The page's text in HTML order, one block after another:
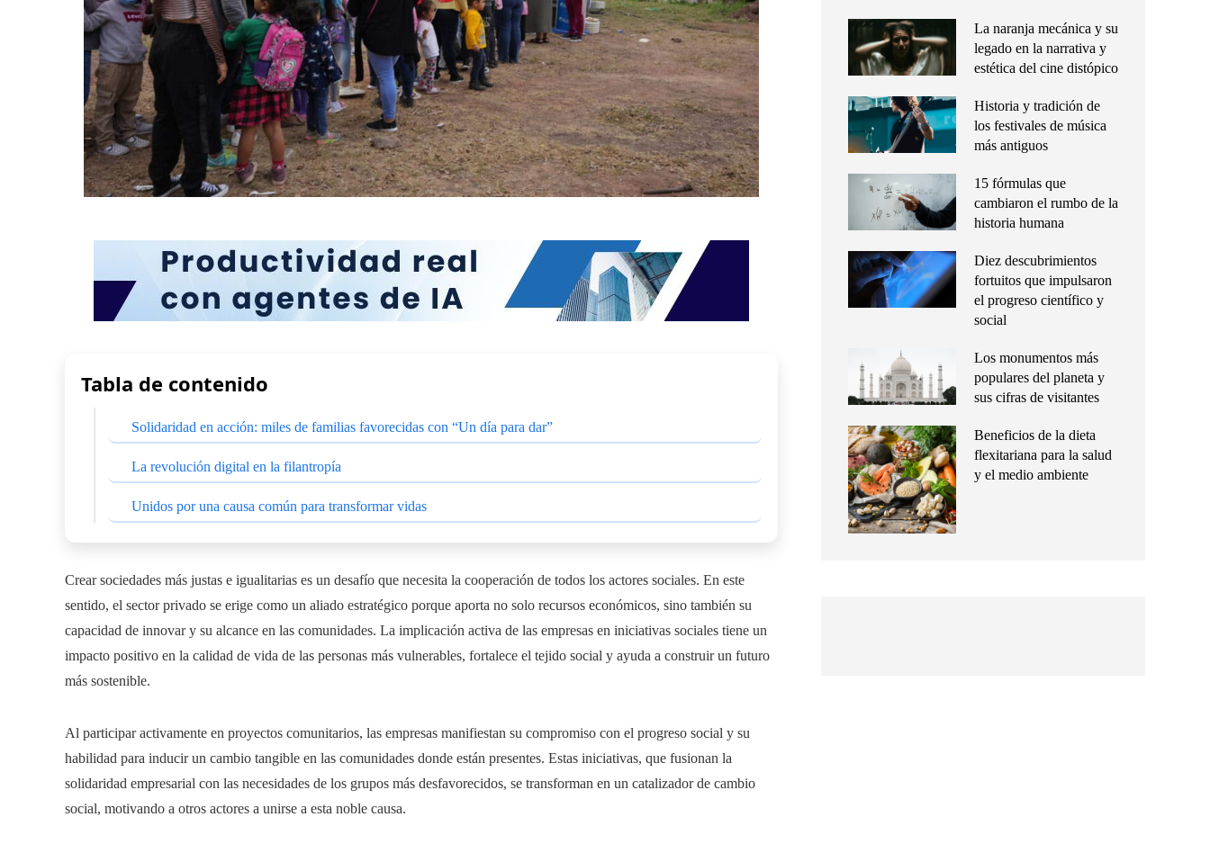
Tabla de contenido
Solidaridad en acción: miles de familias favorecidas con “Un día para dar”
La revolución digital en la filantropía
Unidos por una causa común para transformar vidas
Crear sociedades más justas e igualitarias es un desafío que necesita la cooperación de todos los actores sociales. En este
sentido, el sector privado se erige como un aliado estratégico porque aporta no solo recursos económicos, sino también su
capacidad de innovar y su alcance en las comunidades. La implicación activa de las empresas en iniciativas sociales tiene un
impacto positivo en la calidad de vida de las personas más vulnerables, fortalece el tejido social y ayuda a construir un futuro
más sostenible.
Al participar activamente en proyectos comunitarios, las empresas manifiestan su compromiso con el progreso social y su
habilidad para inducir un cambio tangible en las comunidades donde están presentes. Estas iniciativas, que fusionan la
solidaridad empresarial con las necesidades de los grupos más desfavorecidos, se transforman en un catalizador de cambio
social, motivando a otros actores a unirse a esta noble causa.
La naranja mecánica y su
legado en la narrativa y
estética del cine distópico
Historia y tradición de
los festivales de música
más antiguos
15 fórmulas que
cambiaron el rumbo de la
historia humana
Diez descubrimientos
fortuitos que impulsaron
el progreso científico y
social
Los monumentos más
populares del planeta y
sus cifras de visitantes
Beneficios de la dieta
flexitariana para la salud
y el medio ambiente